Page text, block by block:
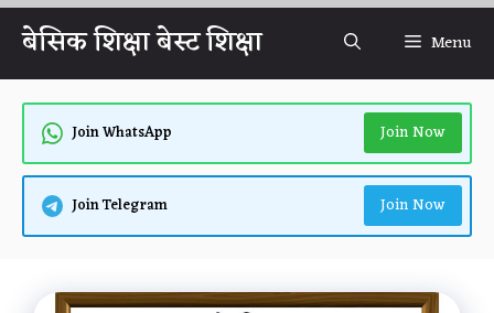
Skip
content
बेसिक शिक्षा बेस्ट शिक्षा Menu
Join WhatsApp Join Now
Join Telegram Join Now